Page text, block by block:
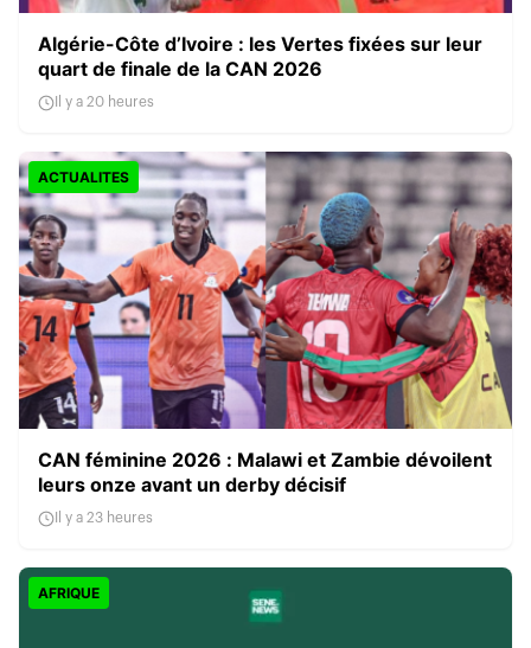
Algérie-Côte d’Ivoire : les Vertes fixées sur leur
quart de finale de la CAN 2026
Il y a 20 heures
ACTUALITES
CAN féminine 2026 : Malawi et Zambie dévoilent
leurs onze avant un derby décisif
Il y a 23 heures
AFRIQUE